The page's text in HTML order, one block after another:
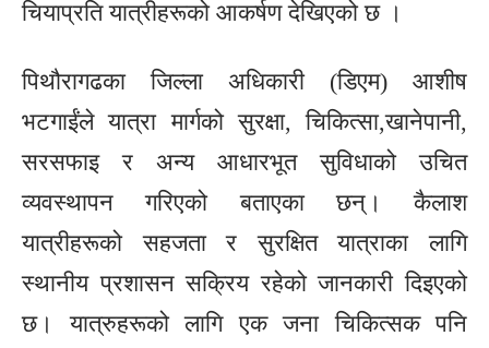
चियाप्रति यात्रीहरूको आकर्षण देखिएको छ ।
पिथौरागढका जिल्ला अधिकारी (डिएम) आशीष
भटगाईंले यात्रा मार्गको सुरक्षा, चिकित्सा,खानेपानी,
सरसफाइ र अन्य आधारभूत सुविधाको उचित
व्यवस्थापन गरिएको बताएका छन्। कैलाश
यात्रीहरूको सहजता र सुरक्षित यात्राका लागि
स्थानीय प्रशासन सक्रिय रहेको जानकारी दिइएको
छ। यात्रुहरूको लागि एक जना चिकित्सक पनि